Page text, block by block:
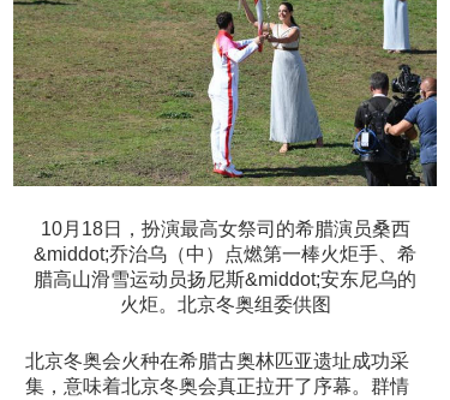
10月18日，扮演最高女祭司的希腊演员桑西
&middot;乔治乌（中）点燃第一棒火炬手、希
腊高山滑雪运动员扬尼斯&middot;安东尼乌的
火炬。北京冬奥组委供图
北京冬奥会火种在希腊古奥林匹亚遗址成功采
集，意味着北京冬奥会真正拉开了序幕。群情